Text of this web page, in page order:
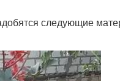
следующие